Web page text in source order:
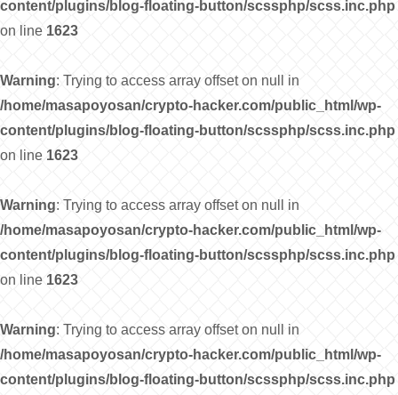
content/plugins/blog-floating-button/scssphp/scss.inc.php
on line 1623
Warning: Trying to access array offset on null in
/home/masapoyosan/crypto-hacker.com/public_html/wp-
content/plugins/blog-floating-button/scssphp/scss.inc.php
on line 1623
Warning: Trying to access array offset on null in
/home/masapoyosan/crypto-hacker.com/public_html/wp-
content/plugins/blog-floating-button/scssphp/scss.inc.php
on line 1623
Warning: Trying to access array offset on null in
/home/masapoyosan/crypto-hacker.com/public_html/wp-
content/plugins/blog-floating-button/scssphp/scss.inc.php